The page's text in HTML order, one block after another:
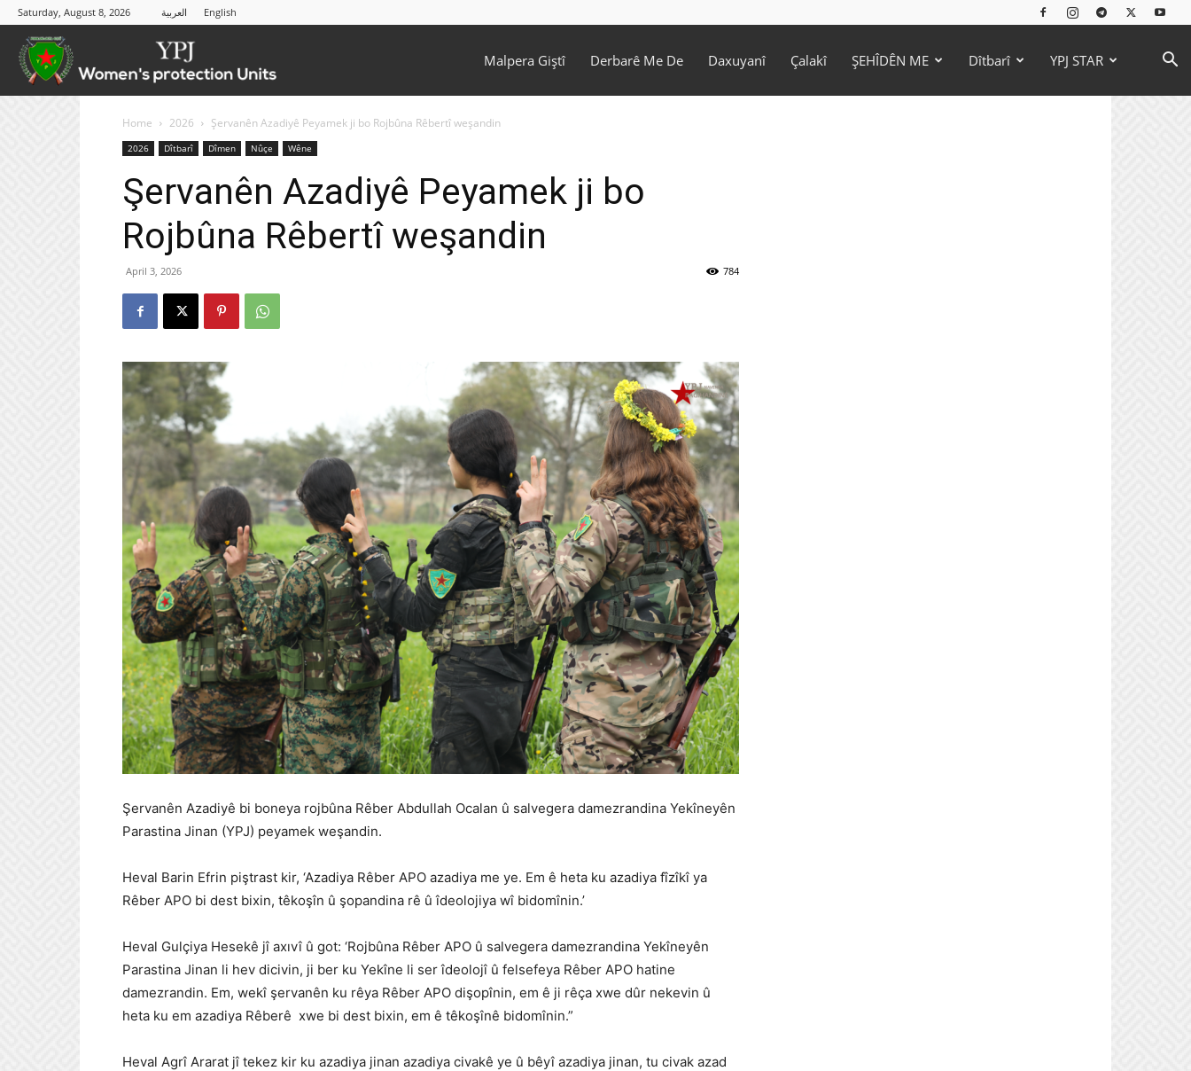
Saturday, August 8, 2026 العربية English
Malpera Giştî Derbarê Me De Daxuyanî Çalakî ŞEHÎDÊN ME Dîtbarî YPJ STAR
Home 2026 Şervanên Azadiyê Peyamek ji bo Rojbûna Rêbertî weşandin
2026 Dîtbarî Dîmen Nûçe Wêne
Şervanên Azadiyê Peyamek ji bo
Rojbûna Rêbertî weşandin
April 3, 2026 784
Şervanên Azadiyê bi boneya rojbûna Rêber Abdullah Ocalan û salvegera damezrandina Yekîneyên
Parastina Jinan (YPJ) peyamek weşandin.
Heval Barin Efrin piştrast kir, ‘Azadiya Rêber APO azadiya me ye. Em ê heta ku azadiya fîzîkî ya
Rêber APO bi dest bixin, têkoşîn û şopandina rê û îdeolojiya wî bidomînin.’
Heval Gulçiya Hesekê jî axıvî û got: ‘Rojbûna Rêber APO û salvegera damezrandina Yekîneyên
Parastina Jinan li hev dicivin, ji ber ku Yekîne li ser îdeolojî û felsefeya Rêber APO hatine
damezrandin. Em, wekî şervanên ku rêya Rêber APO dişopînin, em ê ji rêça xwe dûr nekevin û
heta ku em azadiya Rêberê xwe bi dest bixin, em ê têkoşînê bidomînin.”
Heval Agrî Ararat jî tekez kir ku azadiya jinan azadiya civakê ye û bêyî azadiya jinan, tu civak azad